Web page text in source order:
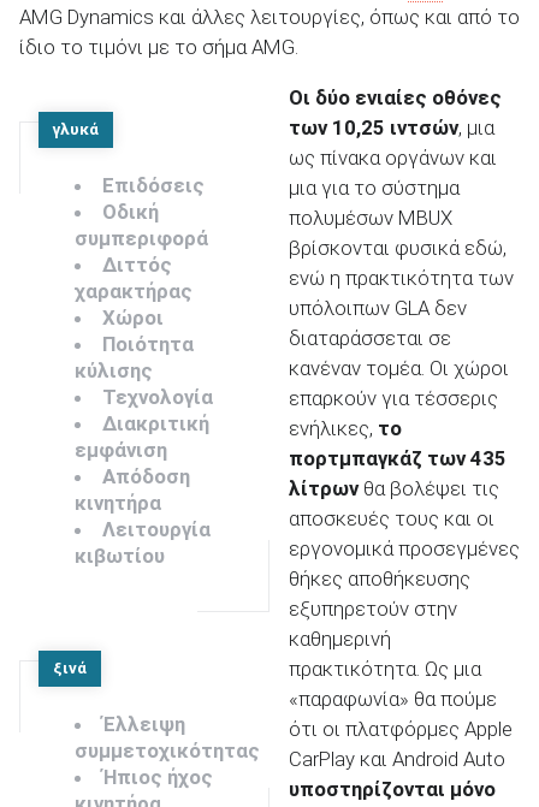
AMG Dynamics και άλλες λειτουργίες, όπως και από το
ίδιο το τιμόνι με το σήμα AMG.
γλυκά
Επιδόσεις
Οδική
συμπεριφορά
Διττός
χαρακτήρας
Χώροι
Ποιότητα
κύλισης
Τεχνολογία
Διακριτική
εμφάνιση
Απόδοση
κινητήρα
Λειτουργία
κιβωτίου
ξινά
Έλλειψη
συμμετοχικότητας
Ήπιος ήχος
Οι δύο ενιαίες οθόνες
των 10,25 ιντσών, μια
ως πίνακα οργάνων και
μια για το σύστημα
πολυμέσων MBUX
βρίσκονται φυσικά εδώ,
ενώ η πρακτικότητα των
υπόλοιπων GLA δεν
διαταράσσεται σε
κανέναν τομέα. Οι χώροι
επαρκούν για τέσσερις
ενήλικες, το
πορτμπαγκάζ των 435
λίτρωνθα βολέψει τις
αποσκευές τους και οι
εργονομικά προσεγμένες
θήκες αποθήκευσης
εξυπηρετούν στην
καθημερινή
πρακτικότητα. Ως μια
«παραφωνία» θα πούμε
ότι οι πλατφόρμες Apple
CarPlay και Android Auto
υποστηρίζονται μόνο